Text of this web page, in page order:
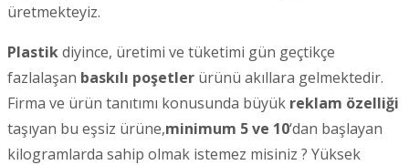
üretmekteyiz.
Plastikdiyince, üretimi ve tüketimi gün geçtikçe
fazlalaşan baskılı poşetler ürünü akıllara gelmektedir.
Firma ve ürün tanıtımı konusunda büyük reklam özelliği
taşıyan bu eşsiz ürüne,minimum 5 ve 10‘dan başlayan
kilogramlarda sahip olmak istemez misiniz ? Yüksek